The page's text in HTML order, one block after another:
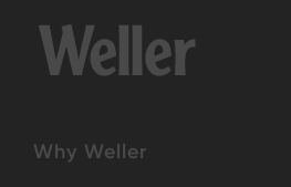
Why Weller